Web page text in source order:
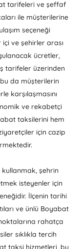
tarifeleri ve şeffaf
ile müşterilerine
seçeneği
içi ve şehirler arası
ücretler,
tarifeler üzerinden
da müşterilerin
karşılaşmasını
ve rekabetçi
taksilerini hem
için cazip
şehrin
isteyenler için
İlçenin tarihi
ve ünlü Boyabat
rahatça
sıklıkla tercih
taksi hizmetleri, bu